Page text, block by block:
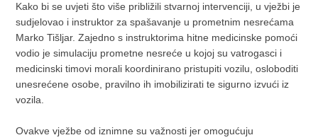
Kako bi se uvjeti što više približili stvarnoj intervenciji, u vježbi je
sudjelovao i instruktor za spašavanje u prometnim nesrećama
Marko Tišljar. Zajedno s instruktorima hitne medicinske pomoći
vodio je simulaciju prometne nesreće u kojoj su vatrogasci i
medicinski timovi morali koordinirano pristupiti vozilu, osloboditi
unesrećene osobe, pravilno ih imobilizirati te sigurno izvući iz
vozila.
Ovakve vježbe od iznimne su važnosti jer omogućuju